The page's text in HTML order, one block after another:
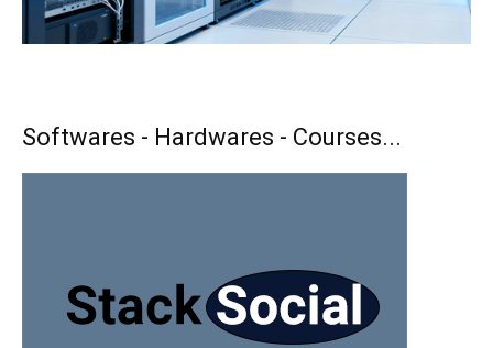
Softwares - Hardwares - Courses...